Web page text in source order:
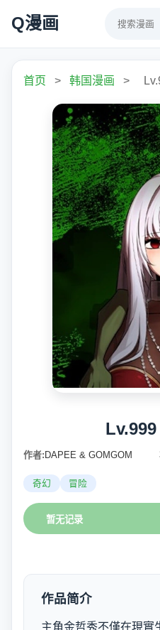
Q漫画
首页 > 韩国漫画 >
作者: DAPEE & GOMGOM
奇幻 冒险
暂无记录
作品简介
主角金哲秀不僅在現實